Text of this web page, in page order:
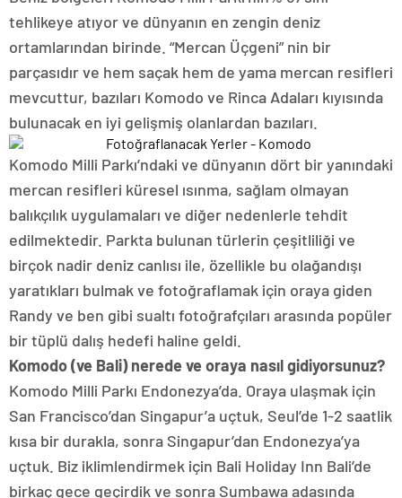
tehlikeye atıyor ve dünyanın en zengin deniz
ortamlarından birinde. “Mercan Üçgeni” nin bir
parçasıdır ve hem saçak hem de yama mercan resifleri
mevcuttur, bazıları Komodo ve Rinca Adaları kıyısında
bulunacak en iyi gelişmiş olanlardan bazıları.
Komodo Milli Parkı’ndaki ve dünyanın dört bir yanındaki
mercan resifleri küresel ısınma, sağlam olmayan
balıkçılık uygulamaları ve diğer nedenlerle tehdit
edilmektedir. Parkta bulunan türlerin çeşitliliği ve
birçok nadir deniz canlısı ile, özellikle bu olağandışı
yaratıkları bulmak ve fotoğraflamak için oraya giden
Randy ve ben gibi sualtı fotoğrafçıları arasında popüler
bir tüplü dalış hedefi haline geldi.
Komodo (ve Bali) nerede ve oraya nasıl gidiyorsunuz?
Komodo Milli Parkı Endonezya’da. Oraya ulaşmak için
San Francisco’dan Singapur’a uçtuk, Seul’de 1-2 saatlik
kısa bir durakla, sonra Singapur’dan Endonezya’ya
uçtuk. Biz iklimlendirmek için Bali Holiday Inn Bali’de
birkaç gece geçirdik ve sonra Sumbawa adasında